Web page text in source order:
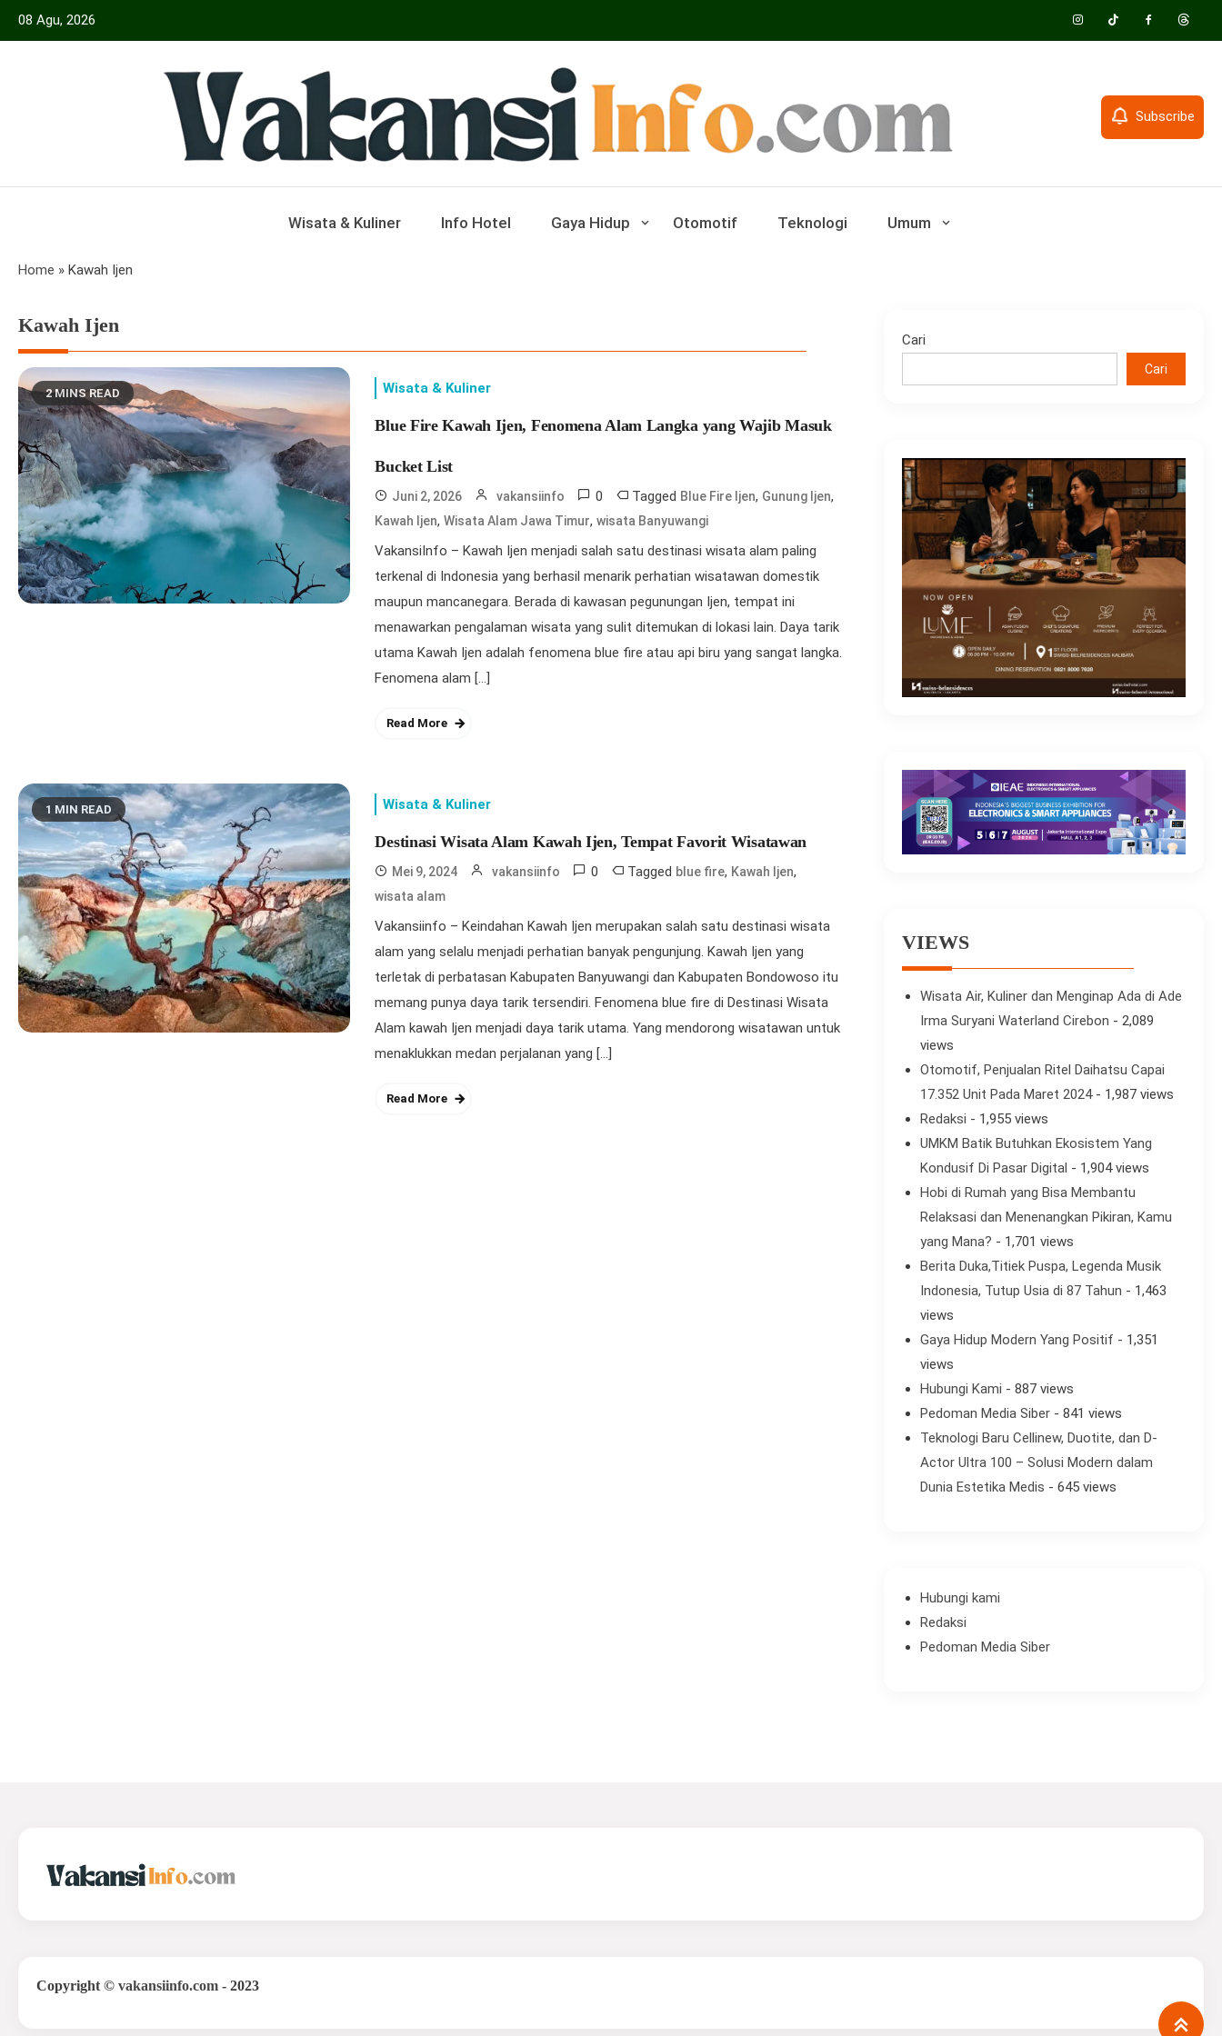
Skip
08 Agu, 2026
Vakansiinfo
Subscribe
Wisata & Kuliner Info Hotel Gaya Hidup Otomotif Teknologi Umum
Home » Kawah Ijen
Kawah Ijen
2 MINS READ Wisata & Kuliner
Blue Fire Kawah Ijen, Fenomena Alam Langka yang Wajib Masuk
Bucket List
Juni 2, 2026 vakansiinfo 0 Tagged Blue Fire Ijen, Gunung Ijen,
Kawah Ijen,Wisata Alam Jawa Timur,wisata Banyuwangi
VakansiInfo – Kawah Ijen menjadi salah satu destinasi wisata alam paling
terkenal di Indonesia yang berhasil menarik perhatian wisatawan domestik
maupun mancanegara. Berada di kawasan pegunungan Ijen, tempat ini
menawarkan pengalaman wisata yang sulit ditemukan di lokasi lain. Daya tarik
utama Kawah Ijen adalah fenomena blue fire atau api biru yang sangat langka.
Fenomena alam […]
Read More
1 MIN READ Wisata & Kuliner
Destinasi Wisata Alam Kawah Ijen, Tempat Favorit Wisatawan
Mei 9, 2024 vakansiinfo 0 Tagged blue fire, Kawah Ijen,
wisata alam
Vakansiinfo – Keindahan Kawah Ijen merupakan salah satu destinasi wisata
alam yang selalu menjadi perhatian banyak pengunjung. Kawah Ijen yang
terletak di perbatasan Kabupaten Banyuwangi dan Kabupaten Bondowoso itu
memang punya daya tarik tersendiri. Fenomena blue fire di Destinasi Wisata
Alam kawah Ijen menjadi daya tarik utama. Yang mendorong wisatawan untuk
menaklukkan medan perjalanan yang […]
Read More
Cari
Cari
VIEWS
Wisata Air, Kuliner dan Menginap Ada di Ade
Irma Suryani Waterland Cirebon - 2,089
views
Otomotif, Penjualan Ritel Daihatsu Capai
17.352 Unit Pada Maret 2024- 1,987 views
Redaksi - 1,955 views
UMKM Batik Butuhkan Ekosistem Yang
Kondusif Di Pasar Digital - 1,904 views
Hobi di Rumah yang Bisa Membantu
Relaksasi dan Menenangkan Pikiran, Kamu
yang Mana? - 1,701 views
Berita Duka,Titiek Puspa, Legenda Musik
Indonesia, Tutup Usia di 87 Tahun - 1,463
views
Gaya Hidup Modern Yang Positif - 1,351
views
Hubungi Kami - 887 views
Pedoman Media Siber- 841 views
Teknologi Baru Cellinew, Duotite, dan D-
Actor Ultra 100 – Solusi Modern dalam
Dunia Estetika Medis - 645 views
Hubungi kami
Redaksi
Pedoman Media Siber
Copyright © vakansiinfo.com - 2023